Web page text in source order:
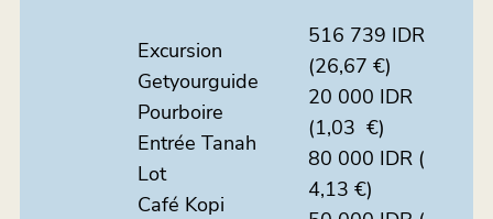
Excursion
Getyourguide
Pourboire
Entrée Tanah
Lot
Café Kopi
516 739 IDR
(26,67 €)
20 000 IDR
(1,03 €)
80 000 IDR (
4,13 €)